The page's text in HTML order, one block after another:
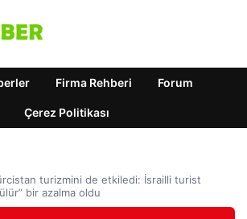
Firma Rehberi Forum
Çerez Politikası
turizmini de etkiledi: İsrailli turist
bir azalma oldu